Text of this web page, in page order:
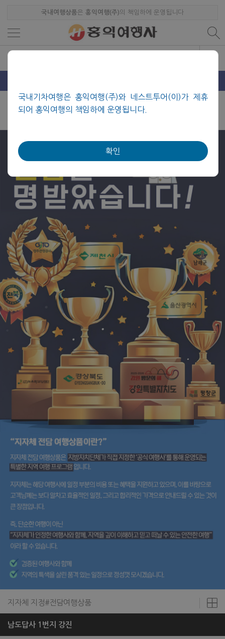
국내여행상품은 홍익여행(주)의 책임하에 운영됩니다
지자체 지정#전담여행상품
남도답사 1번지 강진
국내기차여행은 홍익여행(주)와 네스트투어(이)가 제휴
되어 홍익여행의 책임하에 운영됩니다.
확인